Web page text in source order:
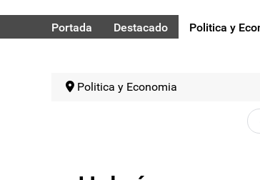
Portada Destacado Politica y
Politica y Economia